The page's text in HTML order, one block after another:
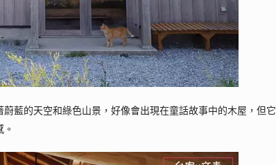
蔚藍的天空和綠色山景 ，好像會出現在童話故事中的木屋，但它